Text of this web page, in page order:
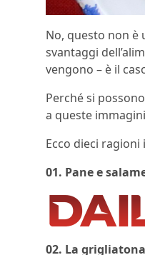
No, questo non
svantaggi
vengono – è il
Perché si
a queste
Ecco dieci
01. Pane e
02. La grigliatona